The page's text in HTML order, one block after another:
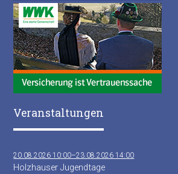
Veranstaltungen
20.08.2026 10:00–23.08.2026 14:00
Holzhauser Jugendtage